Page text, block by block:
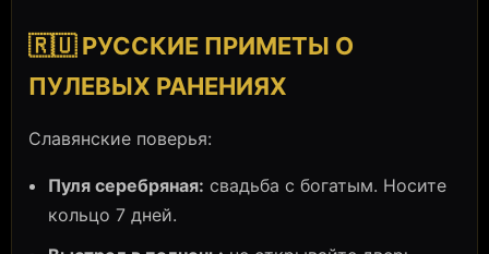
🇷🇺 РУССКИЕ ПРИМЕТЫ О
ПУЛЕВЫХ РАНЕНИЯХ
Славянские поверья:
Пуля серебряная: свадьба с богатым. Носите
кольцо 7 дней.